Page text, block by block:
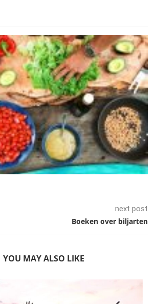
next post
Boeken over biljarten
YOU MAY ALSO LIKE